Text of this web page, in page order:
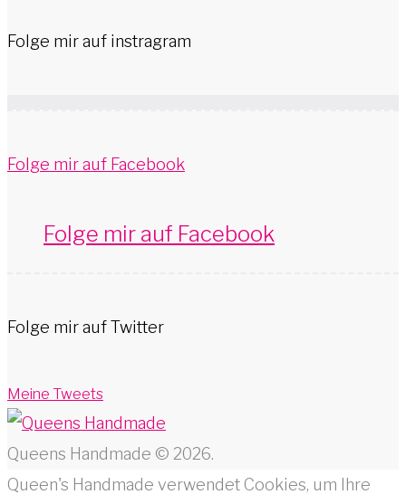
Folge mir auf instragram
Folge mir auf Facebook
Folge mir auf Facebook
Folge mir auf Twitter
Meine Tweets
Queens Handmade © 2026.
Queen's Handmade verwendet Cookies, um Ihre